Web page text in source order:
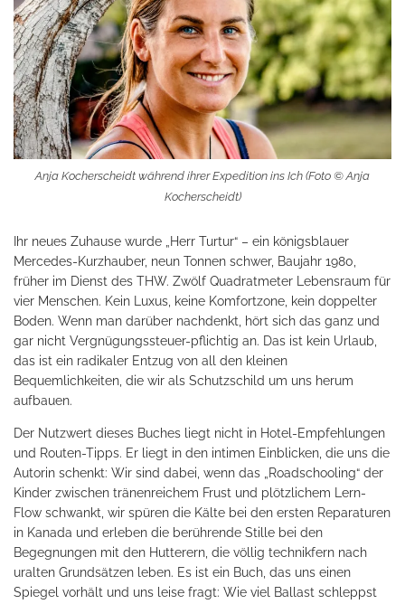
Anja Kocherscheidt während ihrer Expedition ins Ich (Foto © Anja
Kocherscheidt)
Ihr neues Zuhause wurde „Herr Turtur“ – ein königsblauer
Mercedes-Kurzhauber, neun Tonnen schwer, Baujahr 1980,
früher im Dienst des THW. Zwölf Quadratmeter Lebensraum für
vier Menschen. Kein Luxus, keine Komfortzone, kein doppelter
Boden. Wenn man darüber nachdenkt, hört sich das ganz und
gar nicht Vergnügungssteuer-pflichtig an. Das ist kein Urlaub,
das ist ein radikaler Entzug von all den kleinen
Bequemlichkeiten, die wir als Schutzschild um uns herum
aufbauen.
Der Nutzwert dieses Buches liegt nicht in Hotel-Empfehlungen
und Routen-Tipps. Er liegt in den intimen Einblicken, die uns die
Autorin schenkt: Wir sind dabei, wenn das „Roadschooling“ der
Kinder zwischen tränenreichem Frust und plötzlichem Lern-
Flow schwankt, wir spüren die Kälte bei den ersten Reparaturen
in Kanada und erleben die berührende Stille bei den
Begegnungen mit den Hutterern, die völlig technikfern nach
uralten Grundsätzen leben. Es ist ein Buch, das uns einen
Spiegel vorhält und uns leise fragt: Wie viel Ballast schleppst